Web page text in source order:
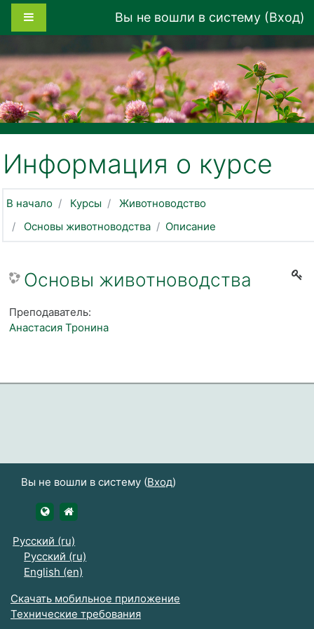
Перейти к основному содержанию
Вы не вошли в систему (Вход)
Информация о курсе
В начало Курсы
Животноводство
Основы животноводства
Описание
Основы животноводства
Преподаватель:
Анастасия Тронина
Вы не вошли в систему (Вход)
https://udsau.ru
Русский ‎(ru)‎
Русский ‎(ru)‎
English ‎(en)‎
Скачать мобильное приложение
Технические требования